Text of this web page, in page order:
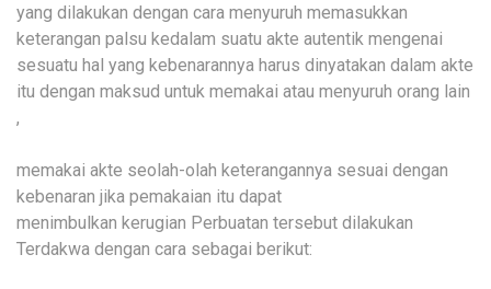
yang dilakukan dengan cara menyuruh memasukkan
keterangan palsu kedalam suatu akte autentik mengenai
sesuatu hal yang kebenarannya harus dinyatakan dalam akte
itu dengan maksud untuk memakai atau menyuruh orang lain
,
memakai akte seolah-olah keterangannya sesuai dengan
kebenaran jika pemakaian itu dapat
menimbulkan kerugian Perbuatan tersebut dilakukan
Terdakwa dengan cara sebagai berikut: